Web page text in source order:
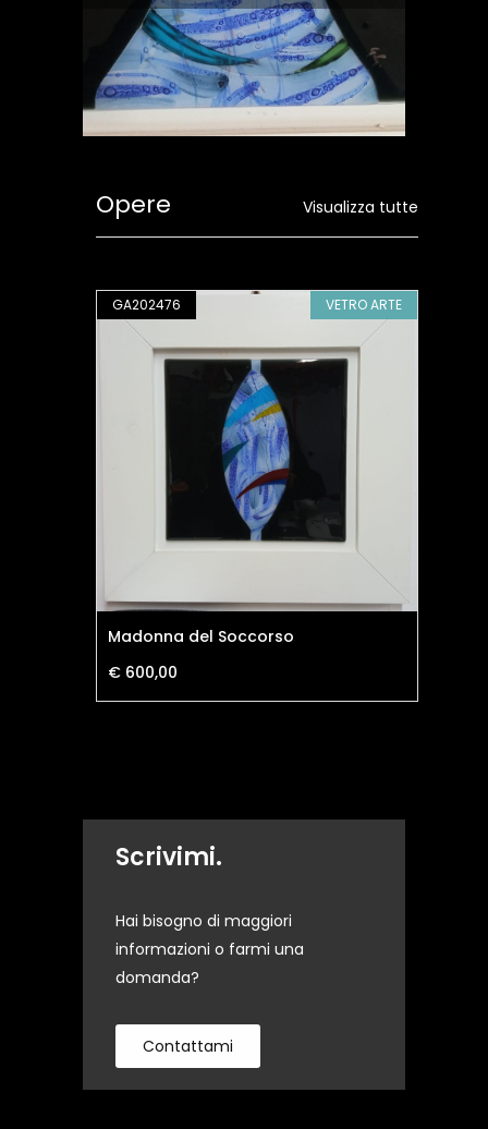
Visualizza tutte
Opere
GA202476 VETRO ARTE
Madonna del Soccorso
€ 600,00
Scrivimi.
Hai bisogno di maggiori
informazioni o farmi una
domanda?
Contattami